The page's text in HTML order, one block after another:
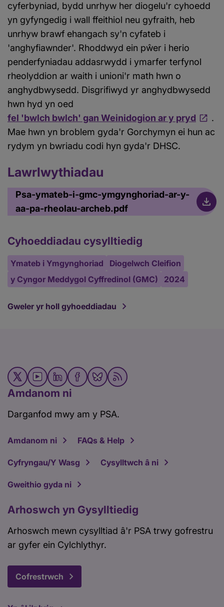
cyferbyniad, bydd unrhyw her diogelu'r cyhoedd
yn gyfyngedig i wall ffeithiol neu gyfraith, heb
unrhyw brawf ehangach sy'n cyfateb i
'anghyfiawnder'. Rhoddwyd ein pŵer i herio
penderfyniadau addasrwydd i ymarfer terfynol
rheolyddion ar waith i unioni'r math hwn o
anghydbwysedd. Disgrifiwyd yr anghydbwysedd
hwn hyd yn oed
fel 'bwlch bwlch' gan Weinidogion ar y pryd
.
Mae hwn yn broblem gyda'r Gorchymyn ei hun ac
rydym yn bwriadu codi hyn gyda'r DHSC.
Lawrlwythiadau
Psa-ymateb-i-gmc-ymgynghoriad-ar-y-
aa-pa-rheolau-archeb.pdf
Cyhoeddiadau cysylltiedig
Ymateb i Ymgynghoriad
Diogelwch Cleifion
y Cyngor Meddygol Cyffredinol (GMC)
2024
Gweler yr holl gyhoeddiadau
Amdanom ni
Darganfod mwy am y PSA.
Amdanom ni FAQs & Help
Cyfryngau/Y Wasg Cysylltwch â ni
Gweithio gyda ni
Arhoswch yn Gysylltiedig
Arhoswch mewn cysylltiad â'r PSA trwy gofrestru
ar gyfer ein Cylchlythyr.
Cofrestrwch